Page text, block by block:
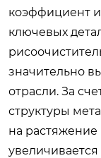
коэффициент
ключевых
значительно
отрасли. За
структуры
на